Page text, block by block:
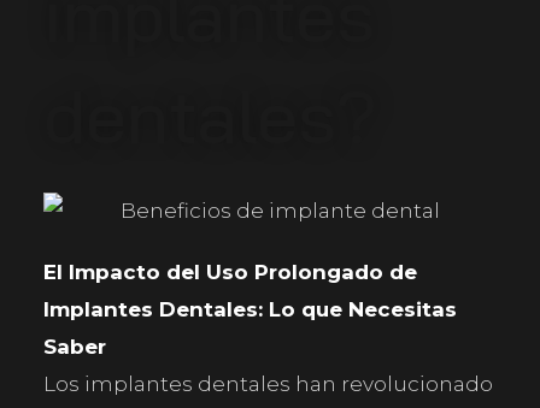
El Impacto del Uso Prolongado de
Implantes Dentales: Lo que Necesitas
Saber
Los implantes dentales han revolucionado